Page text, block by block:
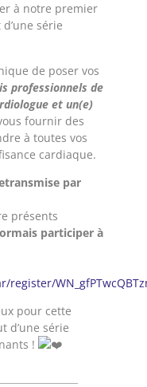
à notre premier
série
de poser vos
professionnels de
et un(e)
fournir des
à toutes vos
cardiaque.
par
présents
participer à
pour cette
d’une série
!